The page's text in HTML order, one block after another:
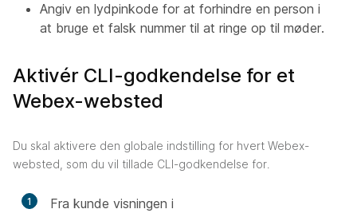
Angiv en lydpinkode for at forhindre en person i
at bruge et falsk nummer til at ringe op til møder.
Aktivér CLI-godkendelse for et
Webex-websted
Du skal aktivere den globale indstilling for hvert Webex-
websted, som du vil tillade CLI-godkendelse for.
1
Fra kunde visningen i